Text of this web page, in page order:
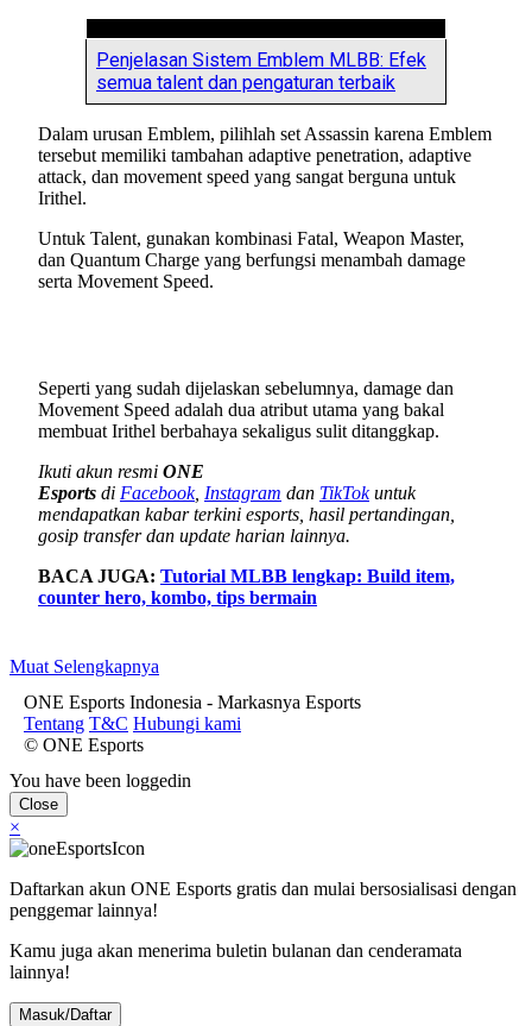
Penjelasan Sistem Emblem MLBB: Efek
semua talent dan pengaturan terbaik
Dalam urusan Emblem, pilihlah set Assassin karena Emblem
tersebut memiliki tambahan adaptive penetration, adaptive
attack, dan movement speed yang sangat berguna untuk
Irithel.
Untuk Talent, gunakan kombinasi Fatal, Weapon Master,
dan Quantum Charge yang berfungsi menambah damage
serta Movement Speed.
Seperti yang sudah dijelaskan sebelumnya, damage dan
Movement Speed adalah dua atribut utama yang bakal
membuat Irithel berbahaya sekaligus sulit ditanggkap.
Ikuti akun resmi ONE
Esports di Facebook, Instagram dan TikTokuntuk
mendapatkan kabar terkini esports, hasil pertandingan,
gosip transfer dan update harian lainnya.
BACA JUGA: Tutorial MLBB lengkap: Build item,
counter hero, kombo, tips bermain
Muat Selengkapnya
ONE Esports Indonesia - Markasnya Esports
Tentang T&C Hubungi kami
© ONE Esports
You have been loggedin
Close
×
Daftarkan akun ONE Esports gratis dan mulai bersosialisasi dengan
penggemar lainnya!
Kamu juga akan menerima buletin bulanan dan cenderamata
lainnya!
Masuk/Daftar